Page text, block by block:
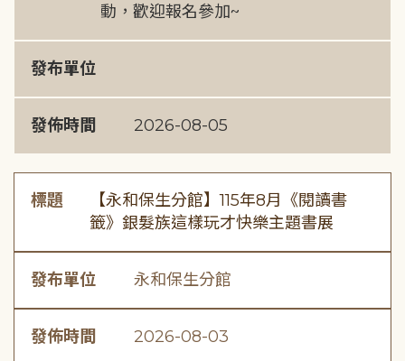
動，歡迎報名參加~
發布單位
發佈時間 2026-08-05
標題
【永和保生分館】115年8月《閱讀書
籤》銀髮族這樣玩才快樂主題書展
發布單位 永和保生分館
發佈時間 2026-08-03